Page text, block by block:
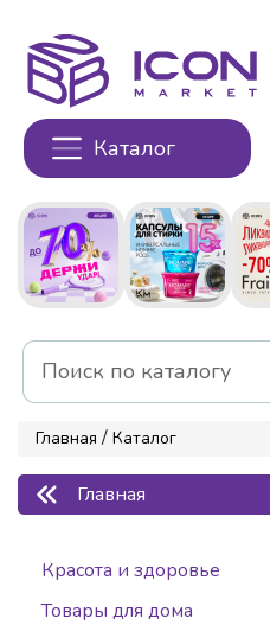
Каталог
Главная / Каталог
Главная
Красота и здоровье
Товары для дома